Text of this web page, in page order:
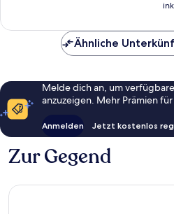
Ähnliche
Melde dich an, um
anzuzeigen. Mehr Prämien
Anmelden Jetzt kostenlos
Zur Gegend